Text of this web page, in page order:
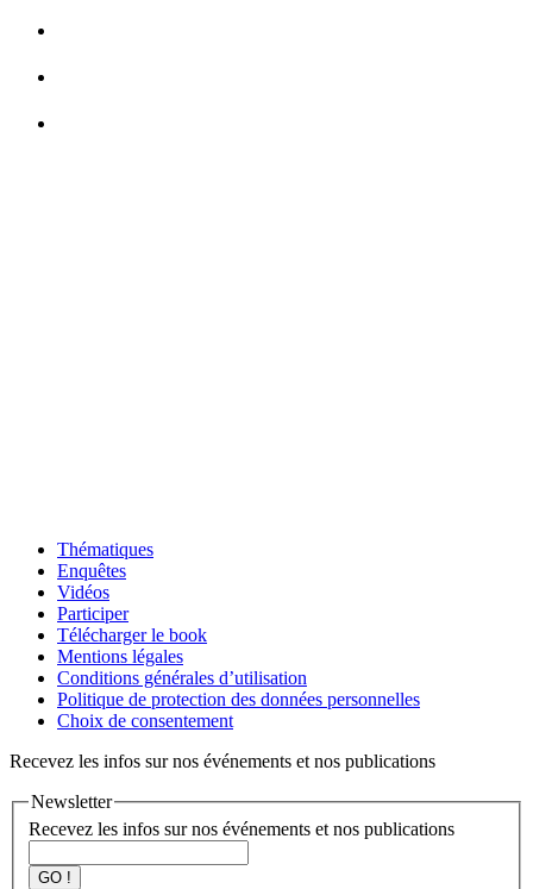
Thématiques
Enquêtes
Vidéos
Participer
Télécharger le book
Mentions légales
Conditions générales d’utilisation
Politique de protection des données personnelles
Choix de consentement
Recevez les infos sur nos événements et nos publications
Newsletter
Recevez les infos sur nos événements et nos publications
GO !